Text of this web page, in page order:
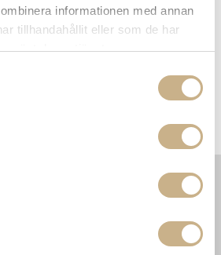
informationen med annan
tillhandahållit eller som de har
deras tjänster.
meddelar oss vilken det var
oss här